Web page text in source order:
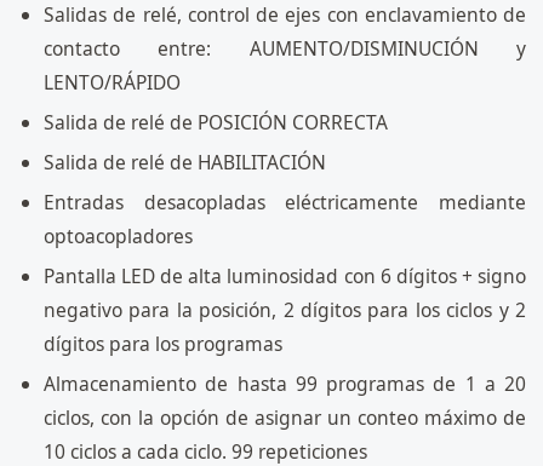
Salidas de relé, control de ejes con enclavamiento de
contacto entre: AUMENTO/DISMINUCIÓN y
LENTO/RÁPIDO
Salida de relé de POSICIÓN CORRECTA
Salida de relé de HABILITACIÓN
Entradas desacopladas eléctricamente mediante
optoacopladores
Pantalla LED de alta luminosidad con 6 dígitos + signo
negativo para la posición, 2 dígitos para los ciclos y 2
dígitos para los programas
Almacenamiento de hasta 99 programas de 1 a 20
ciclos, con la opción de asignar un conteo máximo de
10 ciclos a cada ciclo. 99 repeticiones